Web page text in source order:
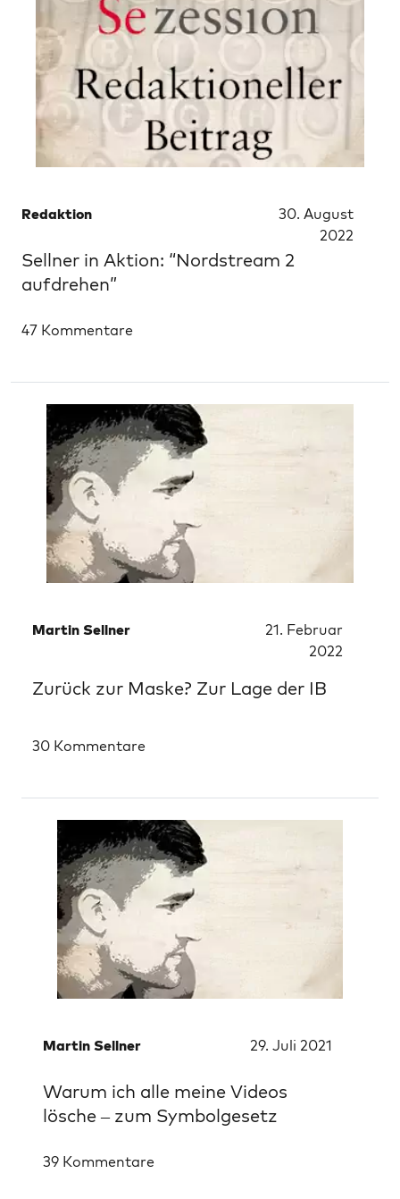
Redaktion
30. August
2022
Sellner in Aktion: “Nordstream 2
aufdrehen”
47 Kommentare
Martin Sellner
21. Februar
2022
Zurück zur Maske? Zur Lage der IB
30 Kommentare
Martin Sellner 29. Juli 2021
Warum ich alle meine Videos
lösche – zum Symbolgesetz
39 Kommentare